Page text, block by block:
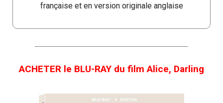
française et en version originale anglaise
ACHETER le BLU-RAY du film Alice, Darling